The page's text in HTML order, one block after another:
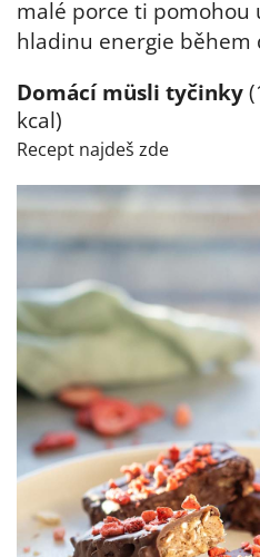
malé porce ti pomohou
hladinu energie během
Domácí müsli tyčinky
kcal)
Recept najdeš zde